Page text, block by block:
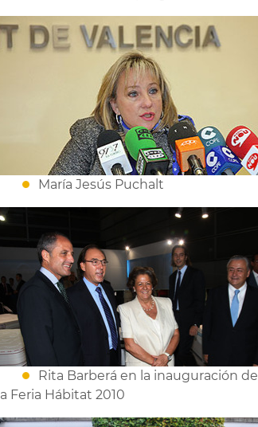
María Jesús Puchalt
Rita Barberá en la inauguración de
la Feria Hábitat 2010